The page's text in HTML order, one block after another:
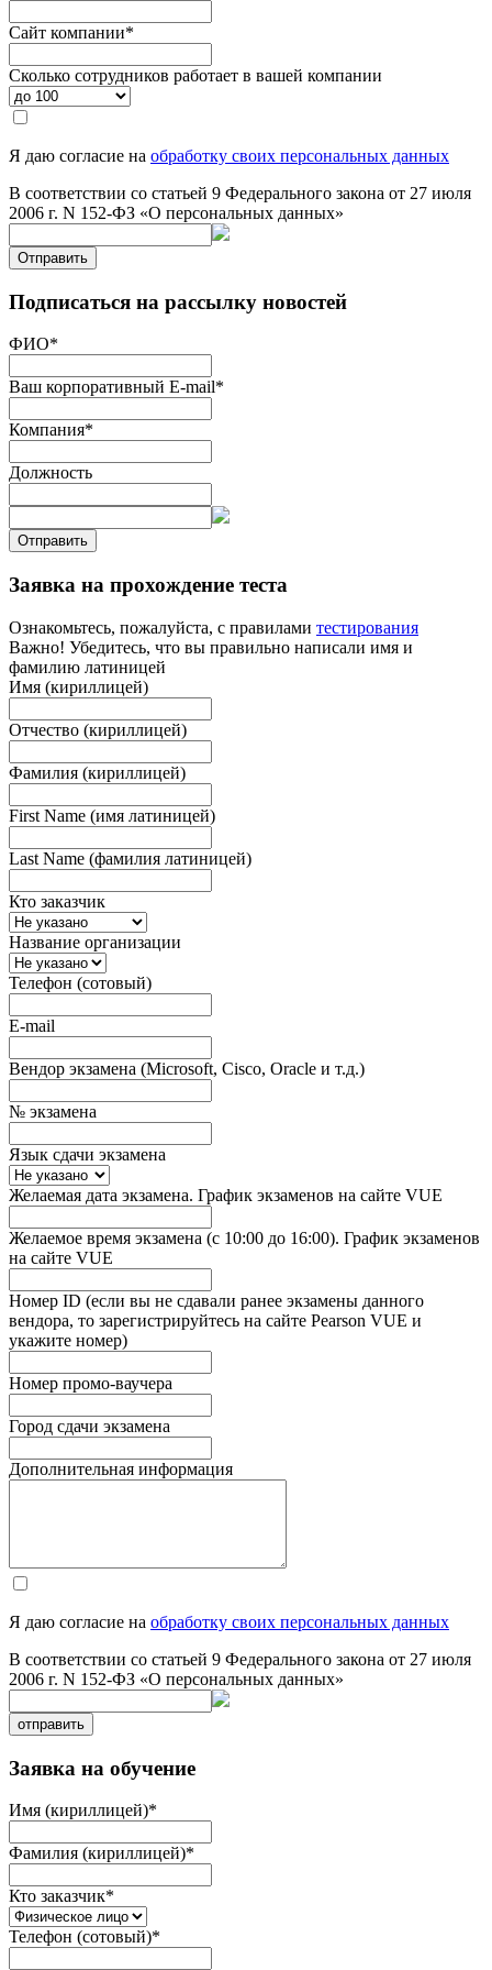
Сайт компании*
Сколько сотрудников работает в вашей компании
Я даю согласие на обработку своих персональных данных
В соответствии со статьей 9 Федерального закона от 27 июля
2006 г. N 152-ФЗ «О персональных данных»
Отправить
Подписаться на рассылку новостей
ФИО*
Ваш корпоративный E-mail*
Компания*
Должность
Отправить
Заявка на прохождение теста
Ознакомьтесь, пожалуйста, с правилами тестирования
Важно! Убедитесь, что вы правильно написали имя и
фамилию латиницей
Имя (кириллицей)
Отчество (кириллицей)
Фамилия (кириллицей)
First Name (имя латиницей)
Last Name (фамилия латиницей)
Кто заказчик
Название организации
Телефон (сотовый)
E-mail
Вендор экзамена (Microsoft, Cisco, Oracle и т.д.)
№ экзамена
Язык сдачи экзамена
Желаемая дата экзамена. График экзаменов на сайте VUE
Желаемое время экзамена (с 10:00 до 16:00). График экзаменов
на сайте VUE
Номер ID (если вы не сдавали ранее экзамены данного
вендора, то зарегистрируйтесь на сайте Pearson VUE и
укажите номер)
Номер промо-ваучера
Город сдачи экзамена
Дополнительная информация
Я даю согласие на обработку своих персональных данных
В соответствии со статьей 9 Федерального закона от 27 июля
2006 г. N 152-ФЗ «О персональных данных»
отправить
Заявка на обучение
Имя (кириллицей)*
Фамилия (кириллицей)*
Кто заказчик*
Телефон (сотовый)*